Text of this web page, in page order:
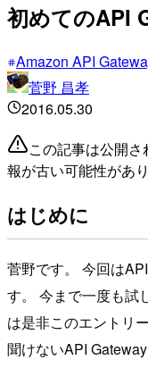
初めてのAPI
Amazon API
菅野 昌孝
2016.05.30
この記事は公開
報が古い可能性があ
はじめに
菅野です。 今回は
す。 今まで一度も試
は是非このエントリ
聞けないAPI Gateway